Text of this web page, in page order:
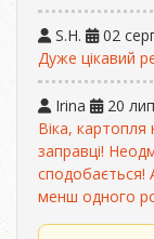
S.H.
02
Дуже цікавий
Irina
20
Віка, картопля
заправці!
сподобається!
менш одного